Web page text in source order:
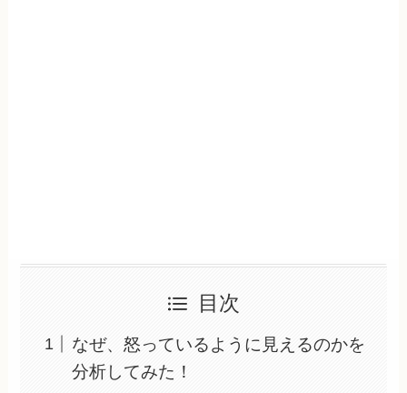
目次
なぜ、怒っているように見えるのかを
分析してみた！